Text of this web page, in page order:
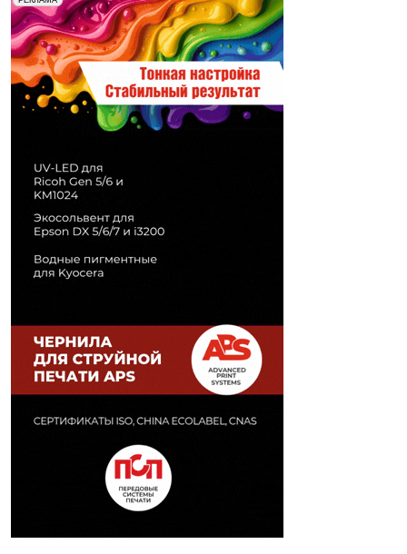
Печати" erid: 2SDnjd2d4Qz